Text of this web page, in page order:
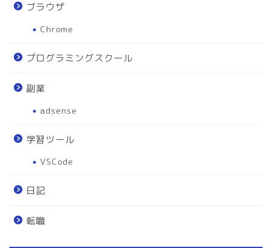
ブラウザ
Chrome
プログラミングスクール
副業
adsense
学習ツール
VSCode
日記
転職